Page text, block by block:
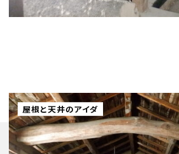
屋根と天井のアイダ